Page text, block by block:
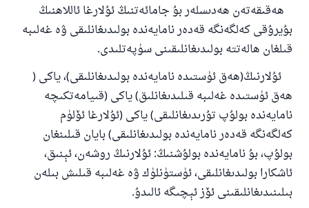
ھەقىقەتەن ھەدىسلەر بۇ جامائەتنىڭ ئۇلارغا ئاللاھنىڭ
بۇيرۇقى كەلگەنگە قەدەر نامايەندە بولىدىغانلىقى ۋە غەلىبە
قىلغان ھالەتتە بولىدىغانلىقىنى سۈپەتلىدى.
ئۇلارنىڭ(ھەق ئۈستىدە نامايەندە بولىدىغانلىقى)، ياكى (
ھەق ئۈستىدە غەلىبە قىلىدىغانلىق) ياكى (قىيامەتكىچە
نامايەندە بولۇپ تۇرىدىغانلىقى) ياكى (ئۇلارغا ئۆلۈم
كەلگەنگە قەدەر نامايەندە بولىدىغانلىقى) بايان قىلىنغان
بولۇپ، بۇ نامايەندە بولۇشنىڭ: ئۇلارنىڭ روشەن، ئېنىق،
ئاشكارا بولىدىغانلىقى، ئۈستۈنلۈك ۋە غەلىبە قىلىش بىلەن
بىلىنىدىغانلىقىنى ئۆز ئېچىگە ئالىدۇ.